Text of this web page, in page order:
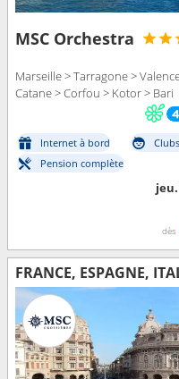
MSC Orchestra
Marseille > Tarragone >
Catane > Corfou > Kotor > Bari
Internet à bord
Pension complète
jeu.
dès
FRANCE, ESPAGNE,